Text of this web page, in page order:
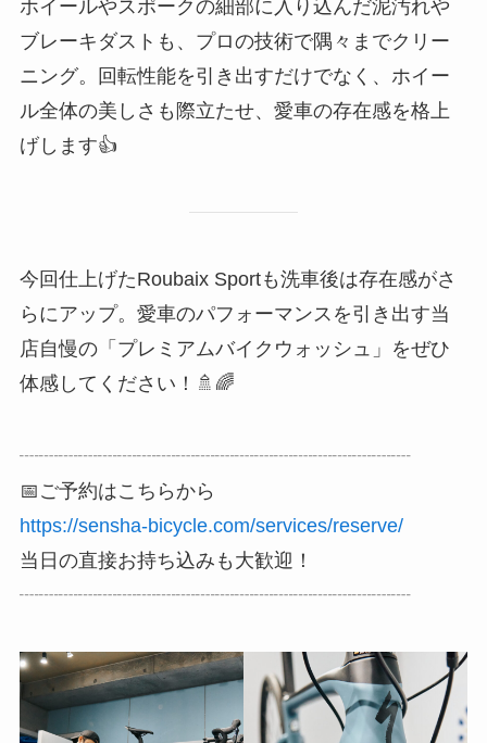
ホイールやスポークの細部に入り込んだ泥汚れや
ブレーキダストも、プロの技術で隅々までクリー
ニング。回転性能を引き出すだけでなく、ホイー
ル全体の美しさも際立たせ、愛車の存在感を格上
げします👍️
今回仕上げたRoubaix Sportも洗車後は存在感がさ
らにアップ。愛車のパフォーマンスを引き出す当
店自慢の「プレミアムバイクウォッシュ」をぜひ
体感してください！🚿🌈
┈┈┈┈┈┈┈┈┈┈┈┈┈┈┈┈┈┈┈┈
📅ご予約はこちらから
https://sensha-bicycle.com/services/reserve/
当日の直接お持ち込みも大歓迎！
┈┈┈┈┈┈┈┈┈┈┈┈┈┈┈┈┈┈┈┈